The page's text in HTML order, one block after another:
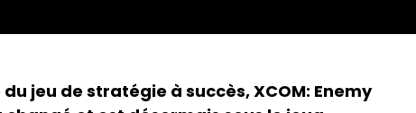
du jeu de stratégie à succès, XCOM: Enemy